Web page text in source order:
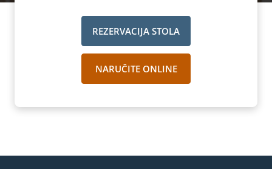
REZERVACIJA STOLA
NARUČITE ONLINE